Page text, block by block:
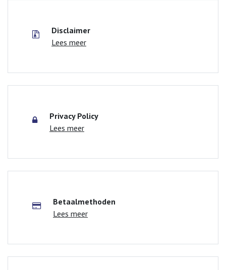
Disclaimer
Lees meer
Privacy Policy
Lees meer
Betaalmethoden
Lees meer